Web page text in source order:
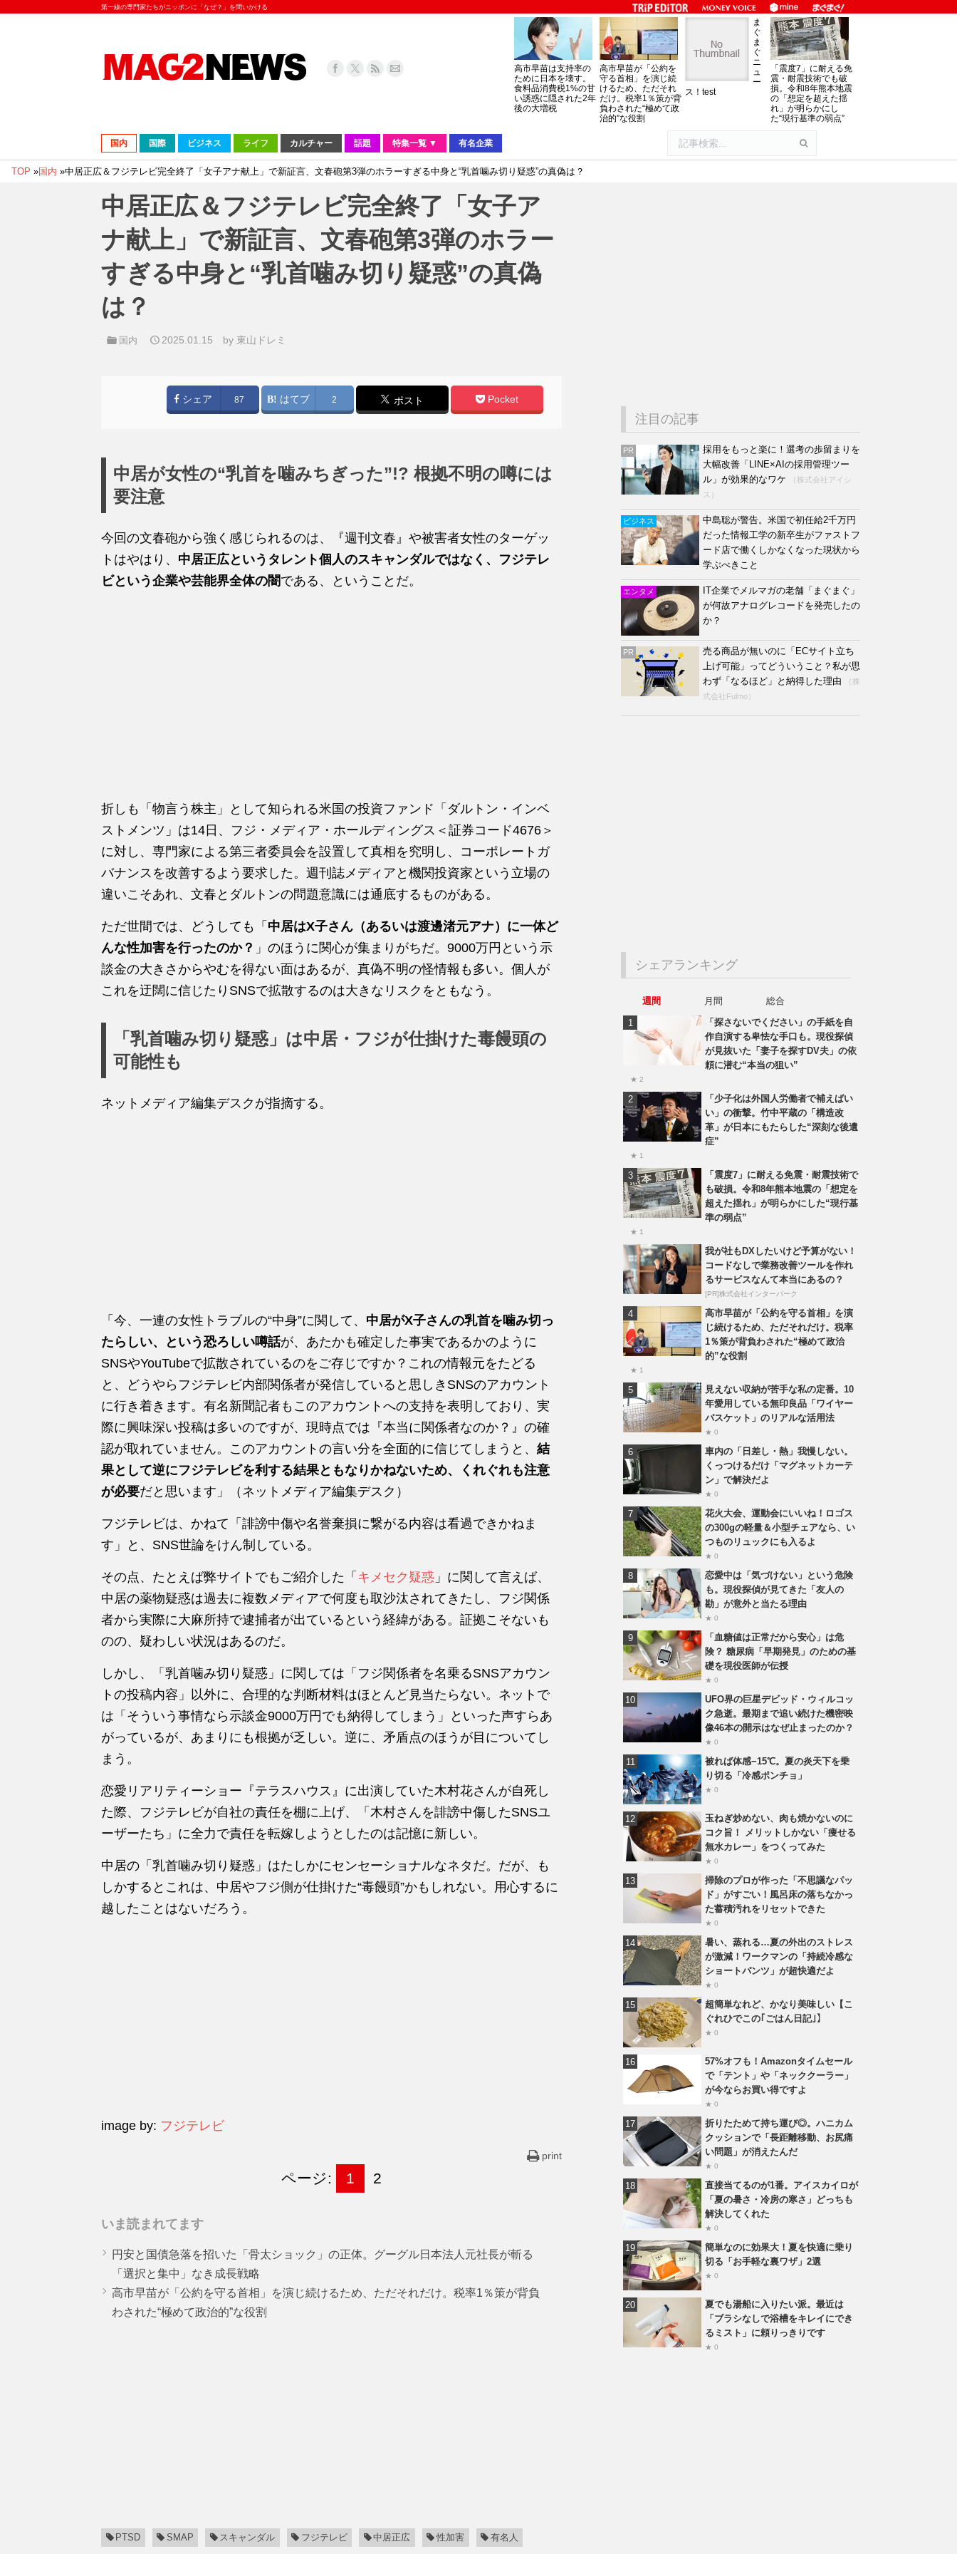
第一線の専門家たちがニッポンに「なぜ？」を問いかける
高市早苗は支持率の
ために日本を壊す。
食料品消費税1%の甘
い誘惑に隠された2年
後の大増税
高市早苗が「公約を
守る首相」を演じ続
けるため、ただそれ
だけ。税率1％策が背
負わされた“極めて政
治的”な役割
ま
ぐ
ま
ぐ
ニ
ュ
ー
ス！test
「震度7」に耐える免
震・耐震技術でも破
損。令和8年熊本地震
の「想定を超えた揺
れ」が明らかにし
た“現行基準の弱点”
国内 国際 ビジネス ライフ カルチャー 話題 特集一覧 ▼ 有名企業
TOP »国内 »中居正広＆フジテレビ完全終了「女子アナ献上」で新証言、文春砲第3弾のホラーすぎる中身と“乳首噛み切り疑惑”の真偽は？
中居正広＆フジテレビ完全終了「女子ア
ナ献上」で新証言、文春砲第3弾のホラー
すぎる中身と“乳首噛み切り疑惑”の真偽
は？
国内 2025.01.15 by 東山ドレミ
シェア 87 はてブ 2 ポスト Pocket
中居が女性の“乳首を噛みちぎった”!? 根拠不明の噂には
要注意
今回の文春砲から強く感じられるのは、『週刊文春』や被害者女性のターゲッ
トはやはり、 中居正広というタレント個人のスキャンダルではなく、フジテレ
ビという企業や芸能界全体の闇である、ということだ。
折しも「物言う株主」として知られる米国の投資ファンド「ダルトン・インベ
ストメンツ」は14日、フジ・メディア・ホールディングス＜証券コード4676＞
に対し、専門家による第三者委員会を設置して真相を究明し、コーポレートガ
バナンスを改善するよう要求した。週刊誌メディアと機関投資家という立場の
違いこそあれ、文春とダルトンの問題意識には通底するものがある。
ただ世間では、どうしても「 中居はX子さん（あるいは渡邊渚元アナ）に一体ど
んな性加害を行ったのか？ 」のほうに関心が集まりがちだ。9000万円という示
談金の大きさからやむを得ない面はあるが、真偽不明の怪情報も多い。個人が
これを迂闊に信じたりSNSで拡散するのは大きなリスクをともなう。
「乳首噛み切り疑惑」は中居・フジが仕掛けた毒饅頭の
可能性も
ネットメディア編集デスクが指摘する。
「今、一連の女性トラブルの“中身”に関して、 中居がX子さんの乳首を噛み切っ
たらしい、という恐ろしい噂話が、あたかも確定した事実であるかのように
SNSやYouTubeで拡散されているのをご存じですか？これの情報元をたどる
と、どうやらフジテレビ内部関係者が発信していると思しきSNSのアカウント
に行き着きます。有名新聞記者もこのアカウントへの支持を表明しており、実
際に興味深い投稿は多いのですが、現時点では『本当に関係者なのか？』の確
認が取れていません。このアカウントの言い分を全面的に信じてしまうと、 結
果として逆にフジテレビを利する結果ともなりかねないため、くれぐれも注意
が必要だと思います」（ネットメディア編集デスク）
フジテレビは、かねて「誹謗中傷や名誉棄損に繋がる内容は看過できかねま
す」と、SNS世論をけん制している。
その点、たとえば弊サイトでもご紹介した「 キメセク疑惑 」に関して言えば、
中居の薬物疑惑は過去に複数メディアで何度も取沙汰されてきたし、フジ関係
者から実際に大麻所持で逮捕者が出ているという経緯がある。証拠こそないも
のの、疑わしい状況はあるのだ。
しかし、「乳首噛み切り疑惑」に関しては「フジ関係者を名乗るSNSアカウン
トの投稿内容」以外に、合理的な判断材料はほとんど見当たらない。ネットで
は「そういう事情なら示談金9000万円でも納得してしまう」といった声すらあ
がっているが、あまりにも根拠が乏しい。逆に、矛盾点のほうが目についてし
まう。
恋愛リアリティーショー『テラスハウス』に出演していた木村花さんが自死し
た際、フジテレビが自社の責任を棚に上げ、「木村さんを誹謗中傷したSNSユ
ーザーたち」に全力で責任を転嫁しようとしたのは記憶に新しい。
中居の「乳首噛み切り疑惑」はたしかにセンセーショナルなネタだ。だが、も
しかするとこれは、中居やフジ側が仕掛けた“毒饅頭”かもしれない。用心するに
越したことはないだろう。
image by: フジテレビ
print
ページ: 1 2
いま読まれてます
円安と国債急落を招いた「骨太ショック」の正体。グーグル日本法人元社長が斬る
「選択と集中」なき成長戦略
高市早苗が「公約を守る首相」を演じ続けるため、ただそれだけ。税率1％策が背負
わされた“極めて政治的”な役割
PTSD SMAP スキャンダル フジテレビ 中居正広 性加害 有名人
注目の記事
PR
採用をもっと楽に！選考の歩留まりを
大幅改善「LINE×AIの採用管理ツー
ル」が効果的なワケ
（株式会社アイシ
ス）
ビジネス
中島聡が警告。米国で初任給2千万円
だった情報工学の新卒生がファストフ
ード店で働くしかなくなった現状から
学ぶべきこと
エンタメ
IT企業でメルマガの老舗「まぐまぐ」
が何故アナログレコードを発売したの
か？
PR
売る商品が無いのに「ECサイト立ち
上げ可能」ってどういうこと？私が思
わず「なるほど」と納得した理由
（株
式会社Fulmo）
シェアランキング
週間 月間
総合
「探さないでください」の手紙を自
作自演する卑怯な手口も。現役探偵
が見抜いた「妻子を探すDV夫」の依
頼に潜む“本当の狙い”
★ 2
「少子化は外国人労働者で補えばい
い」の衝撃。竹中平蔵の「構造改
革」が日本にもたらした“深刻な後遺
症”
★ 1
「震度7」に耐える免震・耐震技術で
も破損。令和8年熊本地震の「想定を
超えた揺れ」が明らかにした“現行基
準の弱点”
★ 1
我が社もDXしたいけど予算がない！
コードなしで業務改善ツールを作れ
るサービスなんて本当にあるの？
[PR]株式会社インターパーク
高市早苗が「公約を守る首相」を演
じ続けるため、ただそれだけ。税率
1％策が背負わされた“極めて政治
的”な役割
★ 1
見えない収納が苦手な私の定番。10
年愛用している無印良品「ワイヤー
バスケット」のリアルな活用法
★ 0
車内の「日差し・熱」我慢しない。
くっつけるだけ「マグネットカーテ
ン」で解決だよ
★ 0
花火大会、運動会にいいね！ロゴス
の300gの軽量＆小型チェアなら、い
つものリュックにも入るよ
★ 0
恋愛中は「気づけない」という危険
も。現役探偵が見てきた「友人の
勘」が意外と当たる理由
★ 0
「血糖値は正常だから安心」は危
険？ 糖尿病「早期発見」のための基
礎を現役医師が伝授
★ 0
UFO界の巨星デビッド・ウィルコッ
ク急逝。最期まで追い続けた機密映
像46本の開示はなぜ止まったのか？
★ 0
被れば体感−15℃。夏の炎天下を乗
り切る「冷感ポンチョ」
★ 0
玉ねぎ炒めない、肉も焼かないのに
コク旨！ メリットしかない「痩せる
無水カレー」をつくってみた
★ 0
掃除のプロが作った「不思議なパッ
ド」がすごい！風呂床の落ちなかっ
た蓄積汚れをリセットできた
★ 0
暑い、蒸れる…夏の外出のストレス
が激減！ワークマンの「持続冷感な
ショートパンツ」が超快適だよ
★ 0
超簡単なれど、かなり美味しい【こ
ぐれひでこの｢ごはん日記｣】
★ 0
57%オフも！Amazonタイムセール
で「テント」や「ネッククーラー」
が今ならお買い得ですよ
★ 0
折りたためて持ち運び◎。ハニカム
クッションで「長距離移動、お尻痛
い問題」が消えたんだ
★ 0
直接当てるのが1番。アイスカイロが
「夏の暑さ・冷房の寒さ」どっちも
解決してくれた
★ 0
簡単なのに効果大！夏を快適に乗り
切る「お手軽な裏ワザ」2選
★ 0
夏でも湯船に入りたい派。最近は
「ブラシなしで浴槽をキレイにでき
るミスト」に頼りっきりです
★ 0